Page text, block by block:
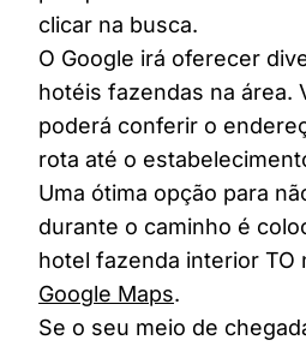
clicar na busca.
O Google irá oferecer
hotéis fazendas na área.
poderá conferir o
rota até o
Uma ótima opção para
durante o caminho é
hotel fazenda interior TO
Google Maps.
Se o seu meio de